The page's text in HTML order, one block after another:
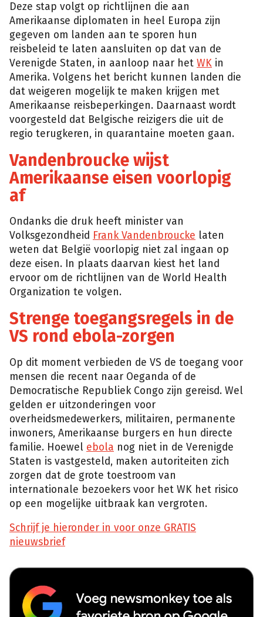
Deze stap volgt op richtlijnen die aan
Amerikaanse diplomaten in heel Europa zijn
gegeven om landen aan te sporen hun
reisbeleid te laten aansluiten op dat van de
Verenigde Staten, in aanloop naar het WK in
Amerika. Volgens het bericht kunnen landen die
dat weigeren mogelijk te maken krijgen met
Amerikaanse reisbeperkingen. Daarnaast wordt
voorgesteld dat Belgische reizigers die uit de
regio terugkeren, in quarantaine moeten gaan.
Vandenbroucke wijst
Amerikaanse eisen voorlopig
af
Ondanks die druk heeft minister van
Volksgezondheid Frank Vandenbroucke laten
weten dat België voorlopig niet zal ingaan op
deze eisen. In plaats daarvan kiest het land
ervoor om de richtlijnen van de World Health
Organization te volgen.
Strenge toegangsregels in de
VS rond ebola-zorgen
Op dit moment verbieden de VS de toegang voor
mensen die recent naar Oeganda of de
Democratische Republiek Congo zijn gereisd. Wel
gelden er uitzonderingen voor
overheidsmedewerkers, militairen, permanente
inwoners, Amerikaanse burgers en hun directe
familie. Hoewel ebola nog niet in de Verenigde
Staten is vastgesteld, maken autoriteiten zich
zorgen dat de grote toestroom van
internationale bezoekers voor het WK het risico
op een mogelijke uitbraak kan vergroten.
Schrijf je hieronder in voor onze GRATIS
nieuwsbrief